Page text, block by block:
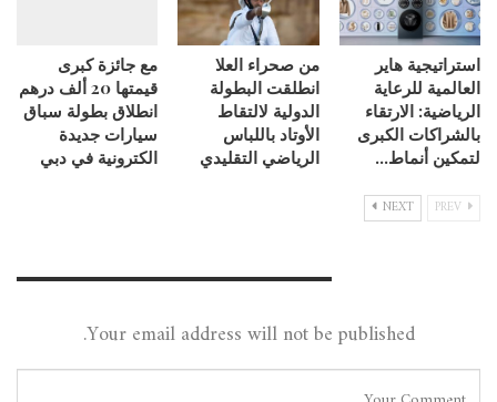
استراتيجية هاير
العالمية للرعاية
الرياضية: الارتقاء
بالشراكات الكبرى
لتمكين أنماط…
من صحراء العلا
انطلقت البطولة
الدولية لالتقاط
الأوتاد باللباس
الرياضي التقليدي
مع جائزة كبرى
قيمتها 20 ألف درهم
انطلاق بطولة سباق
سيارات جديدة
الكترونية في دبي
NEXT
Your email address will not be published.